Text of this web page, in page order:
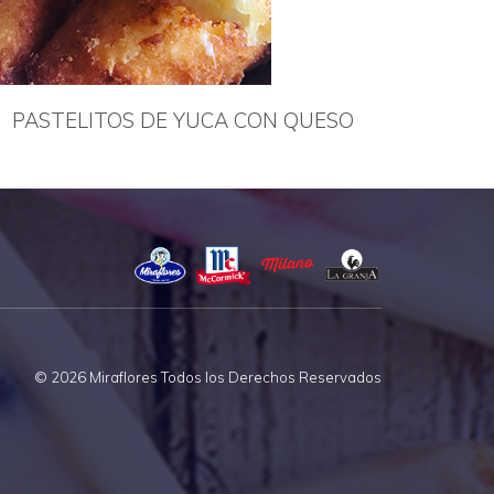
PASTELITOS DE YUCA CON QUESO
© 2026 Miraflores Todos los Derechos Reservados